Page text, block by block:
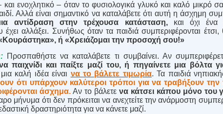
και ενοχλητικό – όταν το φυσιολογικά γλυκό και καλό μικρό
Αλλά είναι σημαντικό να καταλάβετε ότι αυτή η άσχημη
αντίδραση στην τρέχουσα κατάσταση,και όχι ένα
αλλάξει. Συνήθως όταν τα παιδιά συμπεριφέρονται
ή «Χρειάζομαι την προσοχή σου!»
Προσπαθήστε να καταλάβετε τι συμβαίνει. Αν
παιχνίδι και παίξτε μαζί του, ή πηγαίνετε μια βόλτα
καλή ιδέα είναι να το βάλετε τιμωρία. Τα παιδιά
ότι υπάρχουν καλύτεροι τρόποι για να τραβήξουν
άσχημα. Αν το βάλετε να κάτσει κάπου μόνο του
μήνυμα ότι δεν πρόκειται να ανεχτείτε την ανάρμοστη
δραστηριότητα για να κάνετε μαζί.